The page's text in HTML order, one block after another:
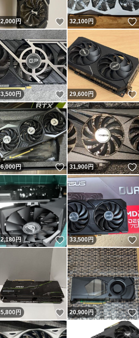
いね！
円 いいね！
32,100円
ね！
円 いいね！
29,600円
ね！
円 いいね！
31,900円
ね！
円 いいね！
33,500 円
いね！
円 いいね！
20,900円